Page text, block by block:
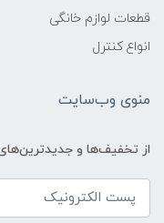
قطعات لوازم خانگی
انواع کنترل
منوی وب‌سایت
از تخفیف‌ها و